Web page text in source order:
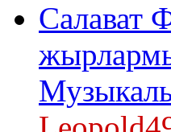
Салават